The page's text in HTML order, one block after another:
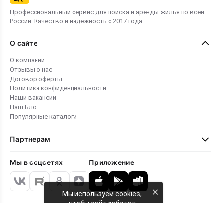
Профессиональный сервис для поиска и аренды жилья по всей
России. Качество и надежность с 2017 года.
О сайте
О компании
Отзывы о нас
Договор оферты
Политика конфиденциальности
Наши вакансии
Наш Блог
Популярные каталоги
Партнерам
Мы в соцсетях Приложение
Мы используем cookies,
×